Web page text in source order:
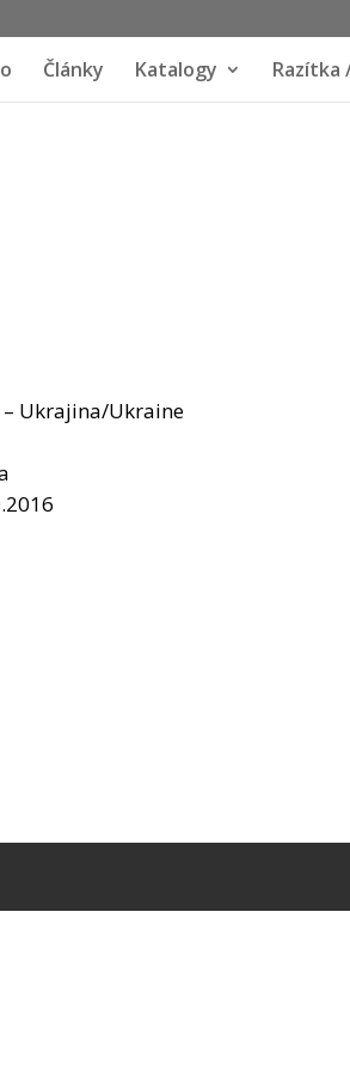
Články Katalogy Razítka
Ukrajina/Ukraine